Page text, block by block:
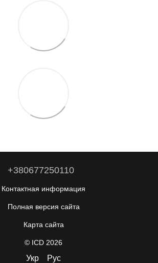
+380677250110
Контактная информация
Полная версия сайта
Карта сайта
© ICD 2026
Укр Рус